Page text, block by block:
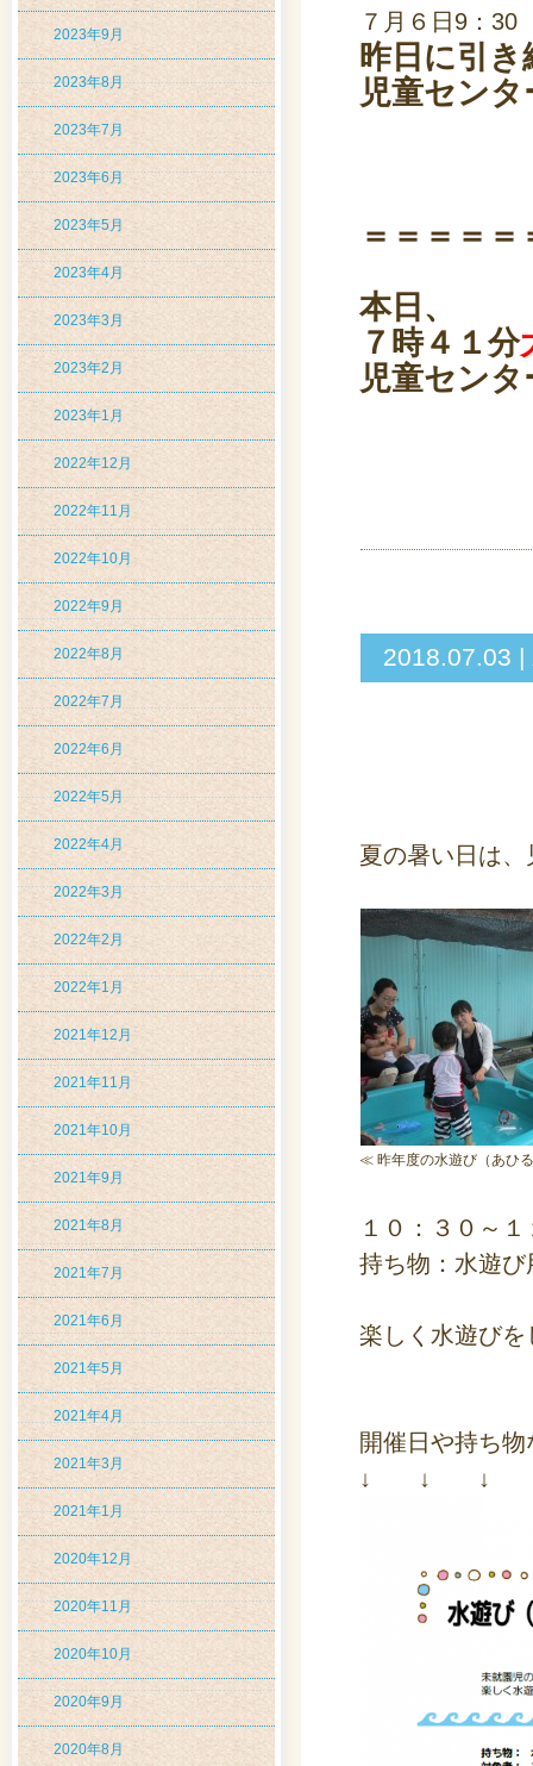
2023年9月
2023年8月
2023年7月
2023年6月
2023年5月
2023年4月
2023年3月
2023年2月
2023年1月
2022年12月
2022年11月
2022年10月
2022年9月
2022年8月
2022年7月
2022年6月
2022年5月
2022年4月
2022年3月
2022年2月
2022年1月
2021年12月
2021年11月
2021年10月
2021年9月
2021年8月
2021年7月
2021年6月
2021年5月
2021年4月
2021年3月
2021年1月
2020年12月
2020年11月
2020年10月
2020年9月
2020年8月
７月６日9：30
昨日に引
児童セン
＝＝＝＝
本日、
７時４１分
児童セン
2018.07.03
夏の暑い日は
≪ 昨年度の水遊び（あひ
１０：３０～
持ち物：水遊
楽しく水遊び
開催日や持ち
↓ ↓ ↓